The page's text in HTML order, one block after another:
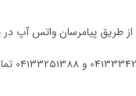
از طریق پیامرسان واتس آپ